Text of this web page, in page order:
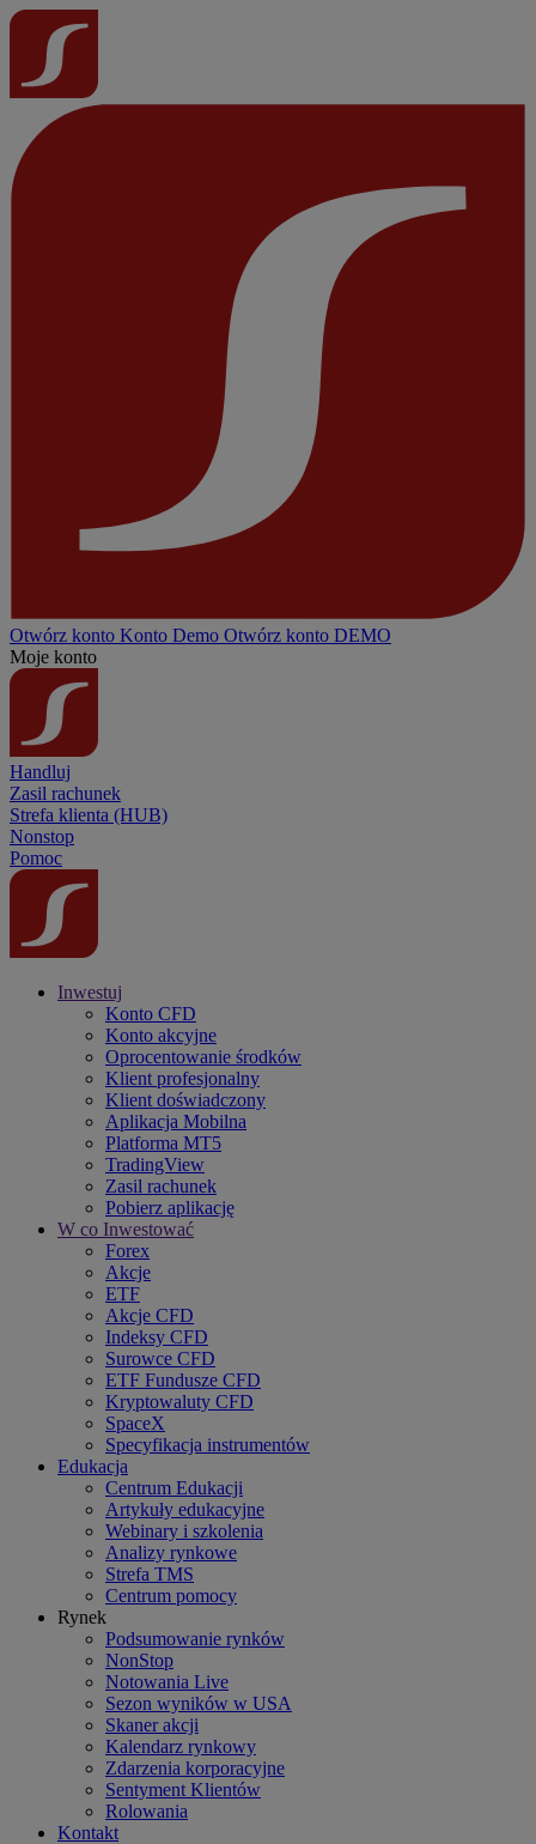
Otwórz konto Konto Demo Otwórz konto DEMO
Moje konto
Handluj
Zasil rachunek
Strefa klienta (HUB)
Nonstop
Pomoc
Inwestuj
Konto CFD
Konto akcyjne
Oprocentowanie środków
Klient profesjonalny
Klient doświadczony
Aplikacja Mobilna
Platforma MT5
TradingView
Zasil rachunek
Pobierz aplikację
W co Inwestować
Forex
Akcje
ETF
Akcje CFD
Indeksy CFD
Surowce CFD
ETF Fundusze CFD
Kryptowaluty CFD
SpaceX
Specyfikacja instrumentów
Edukacja
Centrum Edukacji
Artykuły edukacyjne
Webinary i szkolenia
Analizy rynkowe
Strefa TMS
Centrum pomocy
Rynek
Podsumowanie rynków
NonStop
Notowania Live
Sezon wyników w USA
Skaner akcji
Kalendarz rynkowy
Zdarzenia korporacyjne
Sentyment Klientów
Rolowania
Kontakt